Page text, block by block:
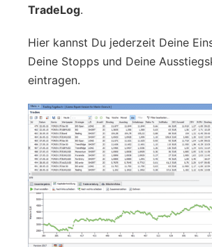
TradeLog.
Hier kannst Du jederzeit Deine
Deine Stopps und Deine
eintragen.